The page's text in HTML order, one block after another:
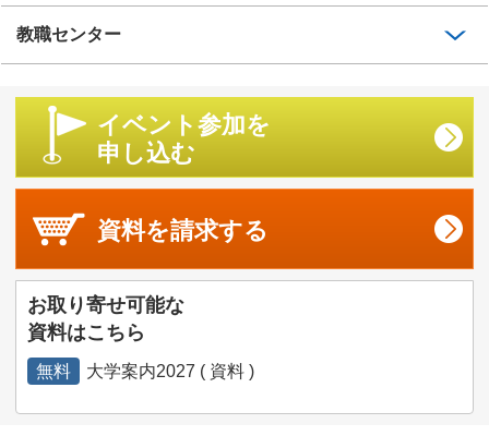
教職センター
イベント参加を
申し込む
資料を請求する
お取り寄せ可能な
資料はこちら
無料 大学案内2027 ( 資料 )